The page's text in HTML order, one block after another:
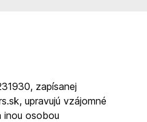
zapísanej
, upravujú vzájomné
inou osobou